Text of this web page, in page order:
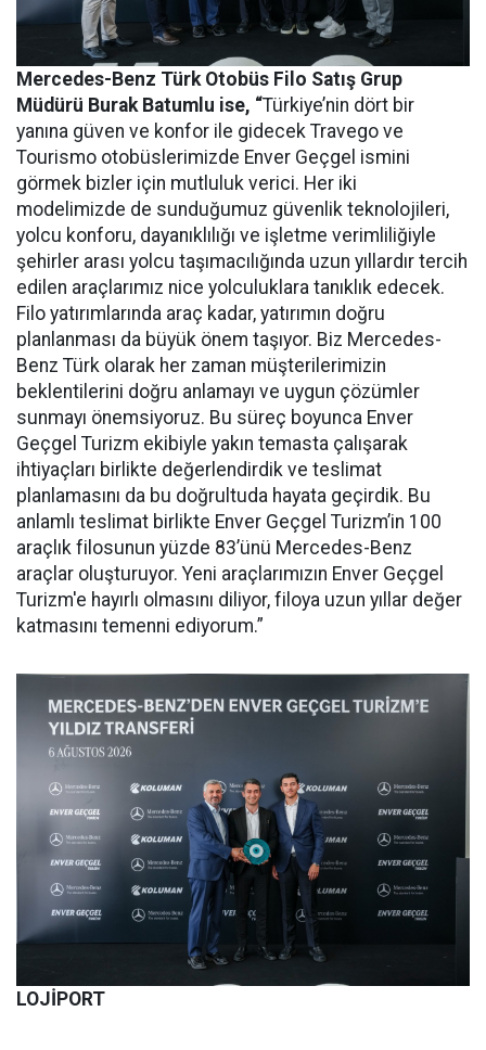
Mercedes-Benz Türk Otobüs Filo Satış Grup
Müdürü Burak Batumlu ise, “Türkiye’nin dört bir
yanına güven ve konfor ile gidecek Travego ve
Tourismo otobüslerimizde Enver Geçgel ismini
görmek bizler için mutluluk verici. Her iki
modelimizde de sunduğumuz güvenlik teknolojileri,
yolcu konforu, dayanıklılığı ve işletme verimliliğiyle
şehirler arası yolcu taşımacılığında uzun yıllardır tercih
edilen araçlarımız nice yolculuklara tanıklık edecek.
Filo yatırımlarında araç kadar, yatırımın doğru
planlanması da büyük önem taşıyor. Biz Mercedes-
Benz Türk olarak her zaman müşterilerimizin
beklentilerini doğru anlamayı ve uygun çözümler
sunmayı önemsiyoruz. Bu süreç boyunca Enver
Geçgel Turizm ekibiyle yakın temasta çalışarak
ihtiyaçları birlikte değerlendirdik ve teslimat
planlamasını da bu doğrultuda hayata geçirdik. Bu
anlamlı teslimat birlikte Enver Geçgel Turizm’in 100
araçlık filosunun yüzde 83’ünü Mercedes-Benz
araçlar oluşturuyor. Yeni araçlarımızın Enver Geçgel
Turizm'e hayırlı olmasını diliyor, filoya uzun yıllar değer
katmasını temenni ediyorum.”
LOJİPORT